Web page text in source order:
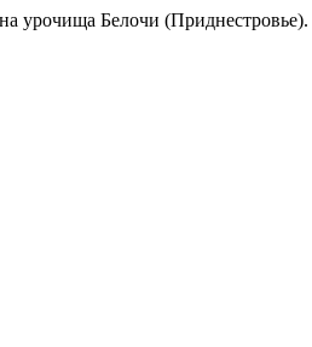
Белочи (Приднестровье).